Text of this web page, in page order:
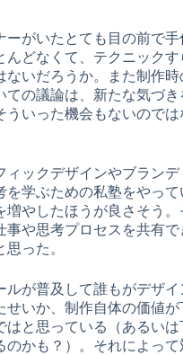
ーがいたとても目の前で手
んどなくて、テクニックす
ないだろうか。また制作時
ての議論は、新たな気づき
ういった機会もないのでは
ィックデザインやブランデ
を学ぶための私塾をやって
増やしたほうが良さそう。
事や思考プロセスを共有で
思った。
ルが普及して誰もがデザイ
せいか、制作自体の価値が
はと思っている（あるいは
のかも？）。それによっ